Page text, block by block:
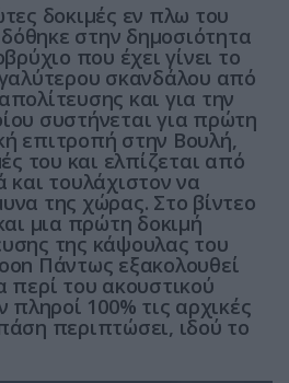
δοκιμές εν πλω του
στην δημοσιότητα
που έχει γίνει το
σκανδάλου από
και για την
συστήνεται για πρώτη
επιτροπή στην Βουλή,
του και ελπίζεται από
τουλάχιστον να
της χώρας. Στο βίντεο
μια πρώτη δοκιμή
της κάψουλας του
Πάντως εξακολουθεί
περί του ακουστικού
πληροί 100% τις αρχικές
περιπτώσει, ιδού το